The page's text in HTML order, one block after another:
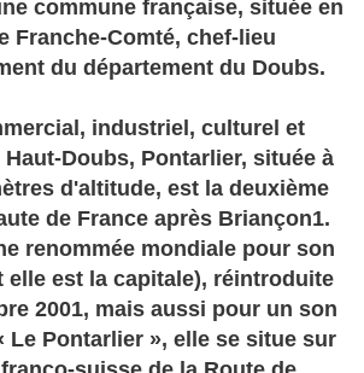
commune française, située en
Franche-Comté, chef-lieu
du département du Doubs.
industriel, culturel et
Doubs, Pontarlier, située à
d'altitude, est la deuxième
de France après Briançon1.
renommée mondiale pour son
elle est la capitale), réintroduite
2001, mais aussi pour un son
Le Pontarlier », elle se situe sur